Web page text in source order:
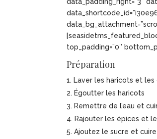
data_padding_right=”3″
top_padding=”0″
Préparation
Laver les haricots et les
Égoutter les haricots
Remettre de l’eau et
Rajouter les épices et
Ajoutez le sucre et